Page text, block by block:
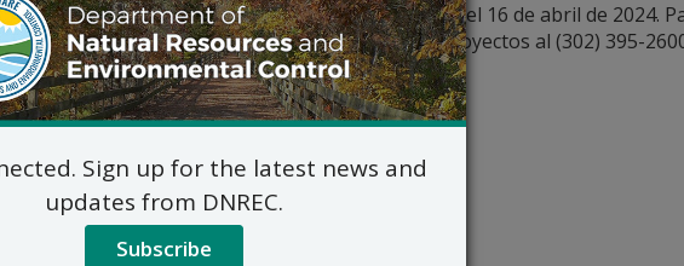
finaliza al cierre de operaciones (4:30 p.m.) del 16 de abril de 2024.
comuníquese con Mariya Chiger, Gerente de Proyectos al (302) 395-
.
Sign up for the latest news and
updates from DNREC.
Subscribe